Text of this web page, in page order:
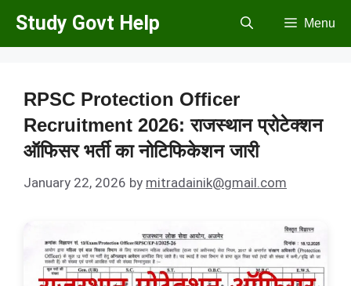
Skip
Study Govt Help Menu
RPSC Protection Officer
Recruitment 2026: राजस्थान प्रोटेक्शन
ऑफिसर भर्ती का नोटिफिकेशन जारी
January 22, 2026 by mitradainik@gmail.com